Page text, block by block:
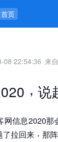
首页
08 22:54:36 来
， 说
网信息2020那
了拉回来 ， 那